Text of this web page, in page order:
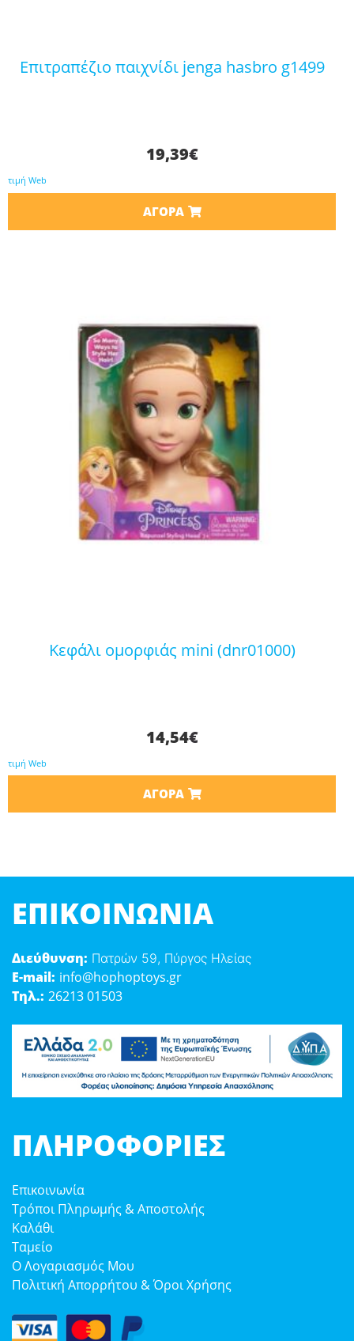
επιτραπέζιο παιχνίδι jenga hasbro g1499
19,39€
τιμή Web
ΑΓΟΡΆ
κεφάλι ομορφιάς mini (dnr01000)
14,54€
τιμή Web
ΑΓΟΡΆ
ΕΠΙΚΟΙΝΩΝΊΑ
Διεύθυνση: Πατρών 59, Πύργος Ηλείας
E-mail: info@hophoptoys.gr
Τηλ.: 26213 01503
ΠΛΗΡΟΦΟΡΊΕΣ
Επικοινωνία
Τρόποι Πληρωμής & Αποστολής
Καλάθι
Ταμείο
Ο Λογαριασμός Μου
Πολιτική Απορρήτου & Όροι Χρήσης